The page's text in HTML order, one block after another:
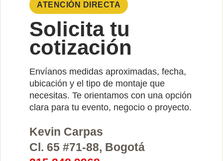
ATENCIÓN DIRECTA
Solicita tu
cotización
Envíanos medidas aproximadas, fecha,
ubicación y el tipo de montaje que
necesitas. Te orientamos con una opción
clara para tu evento, negocio o proyecto.
Kevin Carpas
Cl. 65 #71-88, Bogotá